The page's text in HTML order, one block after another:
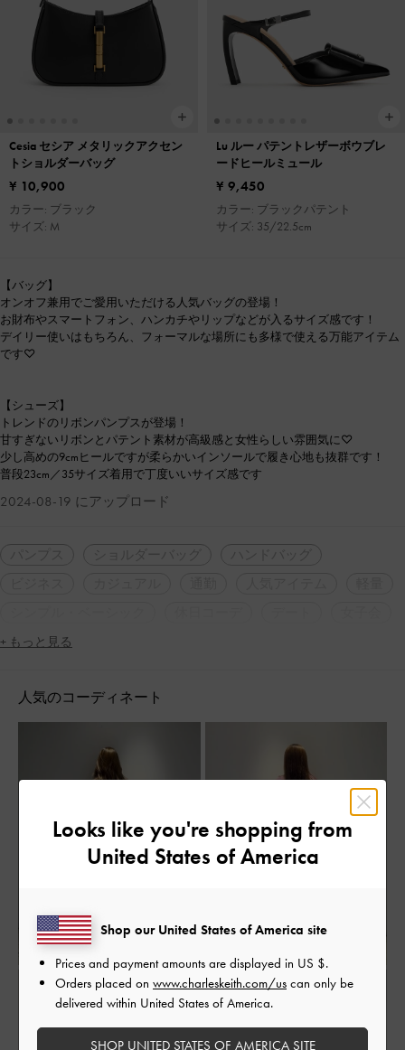
Cesia セシア メタリックアクセン
トショルダーバッグ
¥ 10,900
カラー: ブラック
サイズ: M
Lu ルー パテントレザーボウブレ
ードヒールミュール
¥ 9,450
カラー: ブラックパテント
サイズ: 35/22.5cm
【バッグ】
オンオフ兼用でご愛用いただける人気バッグの登場！
お財布やスマートフォン、ハンカチやリップなどが入るサイズ感です！
デイリー使いはもちろん、フォーマルな場所にも多様で使える万能アイテム
です♡
【シューズ】
トレンドのリボンパンプスが登場！
甘すぎないリボンとパテント素材が高級感と女性らしい雰囲気に♡
少し高めの9cmヒールですが柔らかいインソールで履き心地も抜群です！
普段23cm／35サイズ着用で丁度いいサイズ感です
2024-08-19 にアップロード
パンプス
+ もっと見る
人気のコーディネート
Looks like you're shopping from
United States of America
Shop our United States of America site
Prices and payment amounts are displayed in US $.
Orders placed on www.charleskeith.com/us can only be
delivered within United States of America.
SHOP UNITED STATES OF AMERICA SITE